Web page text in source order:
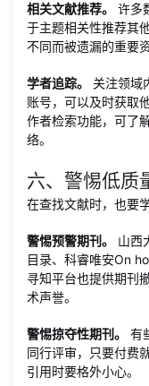
相关文献推荐。
许多
于主题相关性推荐其
不同而被遗漏的重要资
学者追踪。
关注领域
账号，可以及时获取
作者检索功能，可了
络。
六、警惕低质
在查找文献时，也要
警惕预警期刊。
山西
目录、科睿唯安On
寻知平台也提供期刊
术声誉。
警惕掠夺性期刊。
有
同行评审，只要付费
引用时要格外小心。